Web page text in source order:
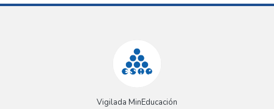
Vigilada MinEducación